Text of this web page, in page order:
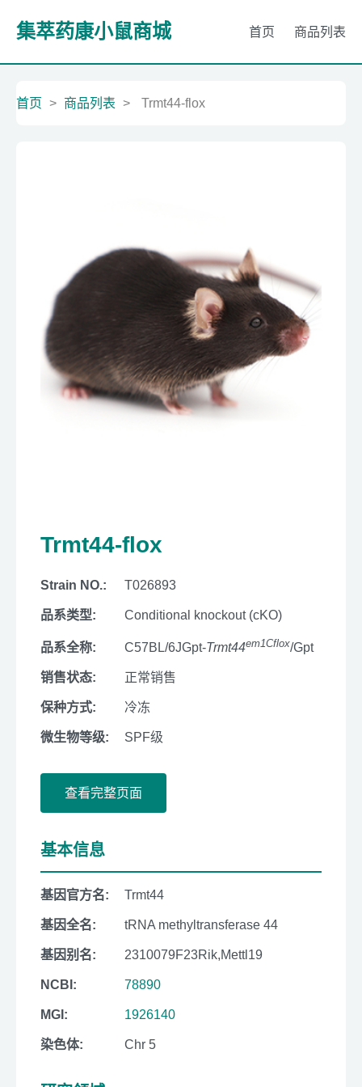
集萃药康小鼠商城 首页 商品列表
首页 > 商品列表 > Trmt44-flox
Trmt44-flox
Strain NO.: T026893
品系类型: Conditional knockout (cKO)
品系全称: C57BL/6JGpt-Trmt44em1Cflox/Gpt
销售状态: 正常销售
保种方式: 冷冻
微生物等级: SPF级
查看完整页面
基本信息
基因官方名: Trmt44
基因全名: tRNA methyltransferase 44
基因别名: 2310079F23Rik,Mettl19
NCBI: 78890
MGI: 1926140
染色体: Chr 5